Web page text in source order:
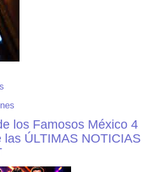
los Famosos México 4
ÚLTIMAS NOTICIAS